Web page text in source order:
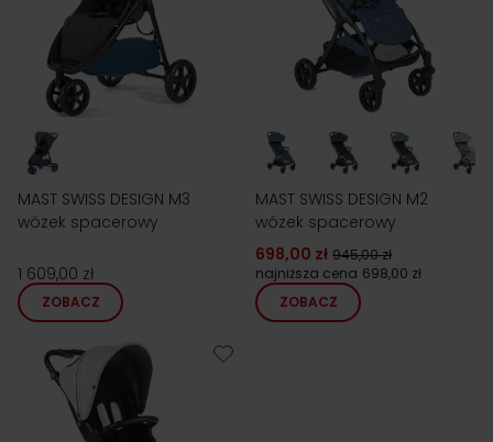
MAST SWISS DESIGN M3
wózek spacerowy
1 609,00 zł
ZOBACZ
MAST SWISS DESIGN M2
wózek spacerowy
698,00 zł 945,00 zł
najniższa cena 698,00 zł
ZOBACZ